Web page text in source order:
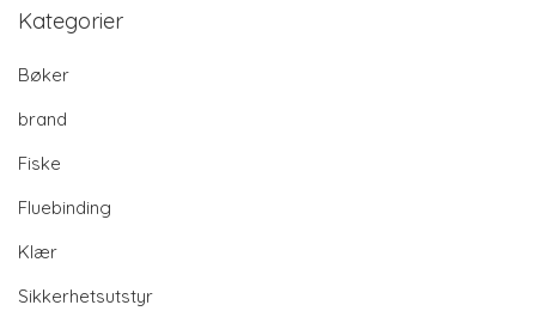
Kategorier
Bøker
brand
Fiske
Fluebinding
Klær
Sikkerhetsutstyr